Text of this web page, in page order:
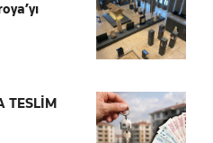
TESLİM